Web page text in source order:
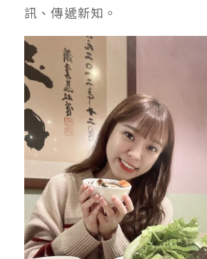
訊、傳遞新知。